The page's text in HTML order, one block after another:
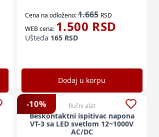
Cena na odloženo:1.665 RSD
WEB cena: 1.500 RSD
Ušteda 165RSD
Dodaj u korpu
-10% Ručni alat
Beskontaktni ispitivac napona
VT-3 sa LED svetlom 12~1000V
AC/DC